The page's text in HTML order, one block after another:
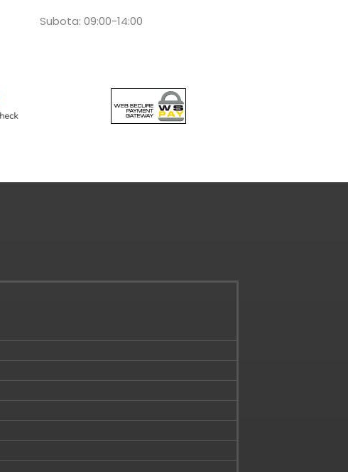
Subota: 09:00-14:00